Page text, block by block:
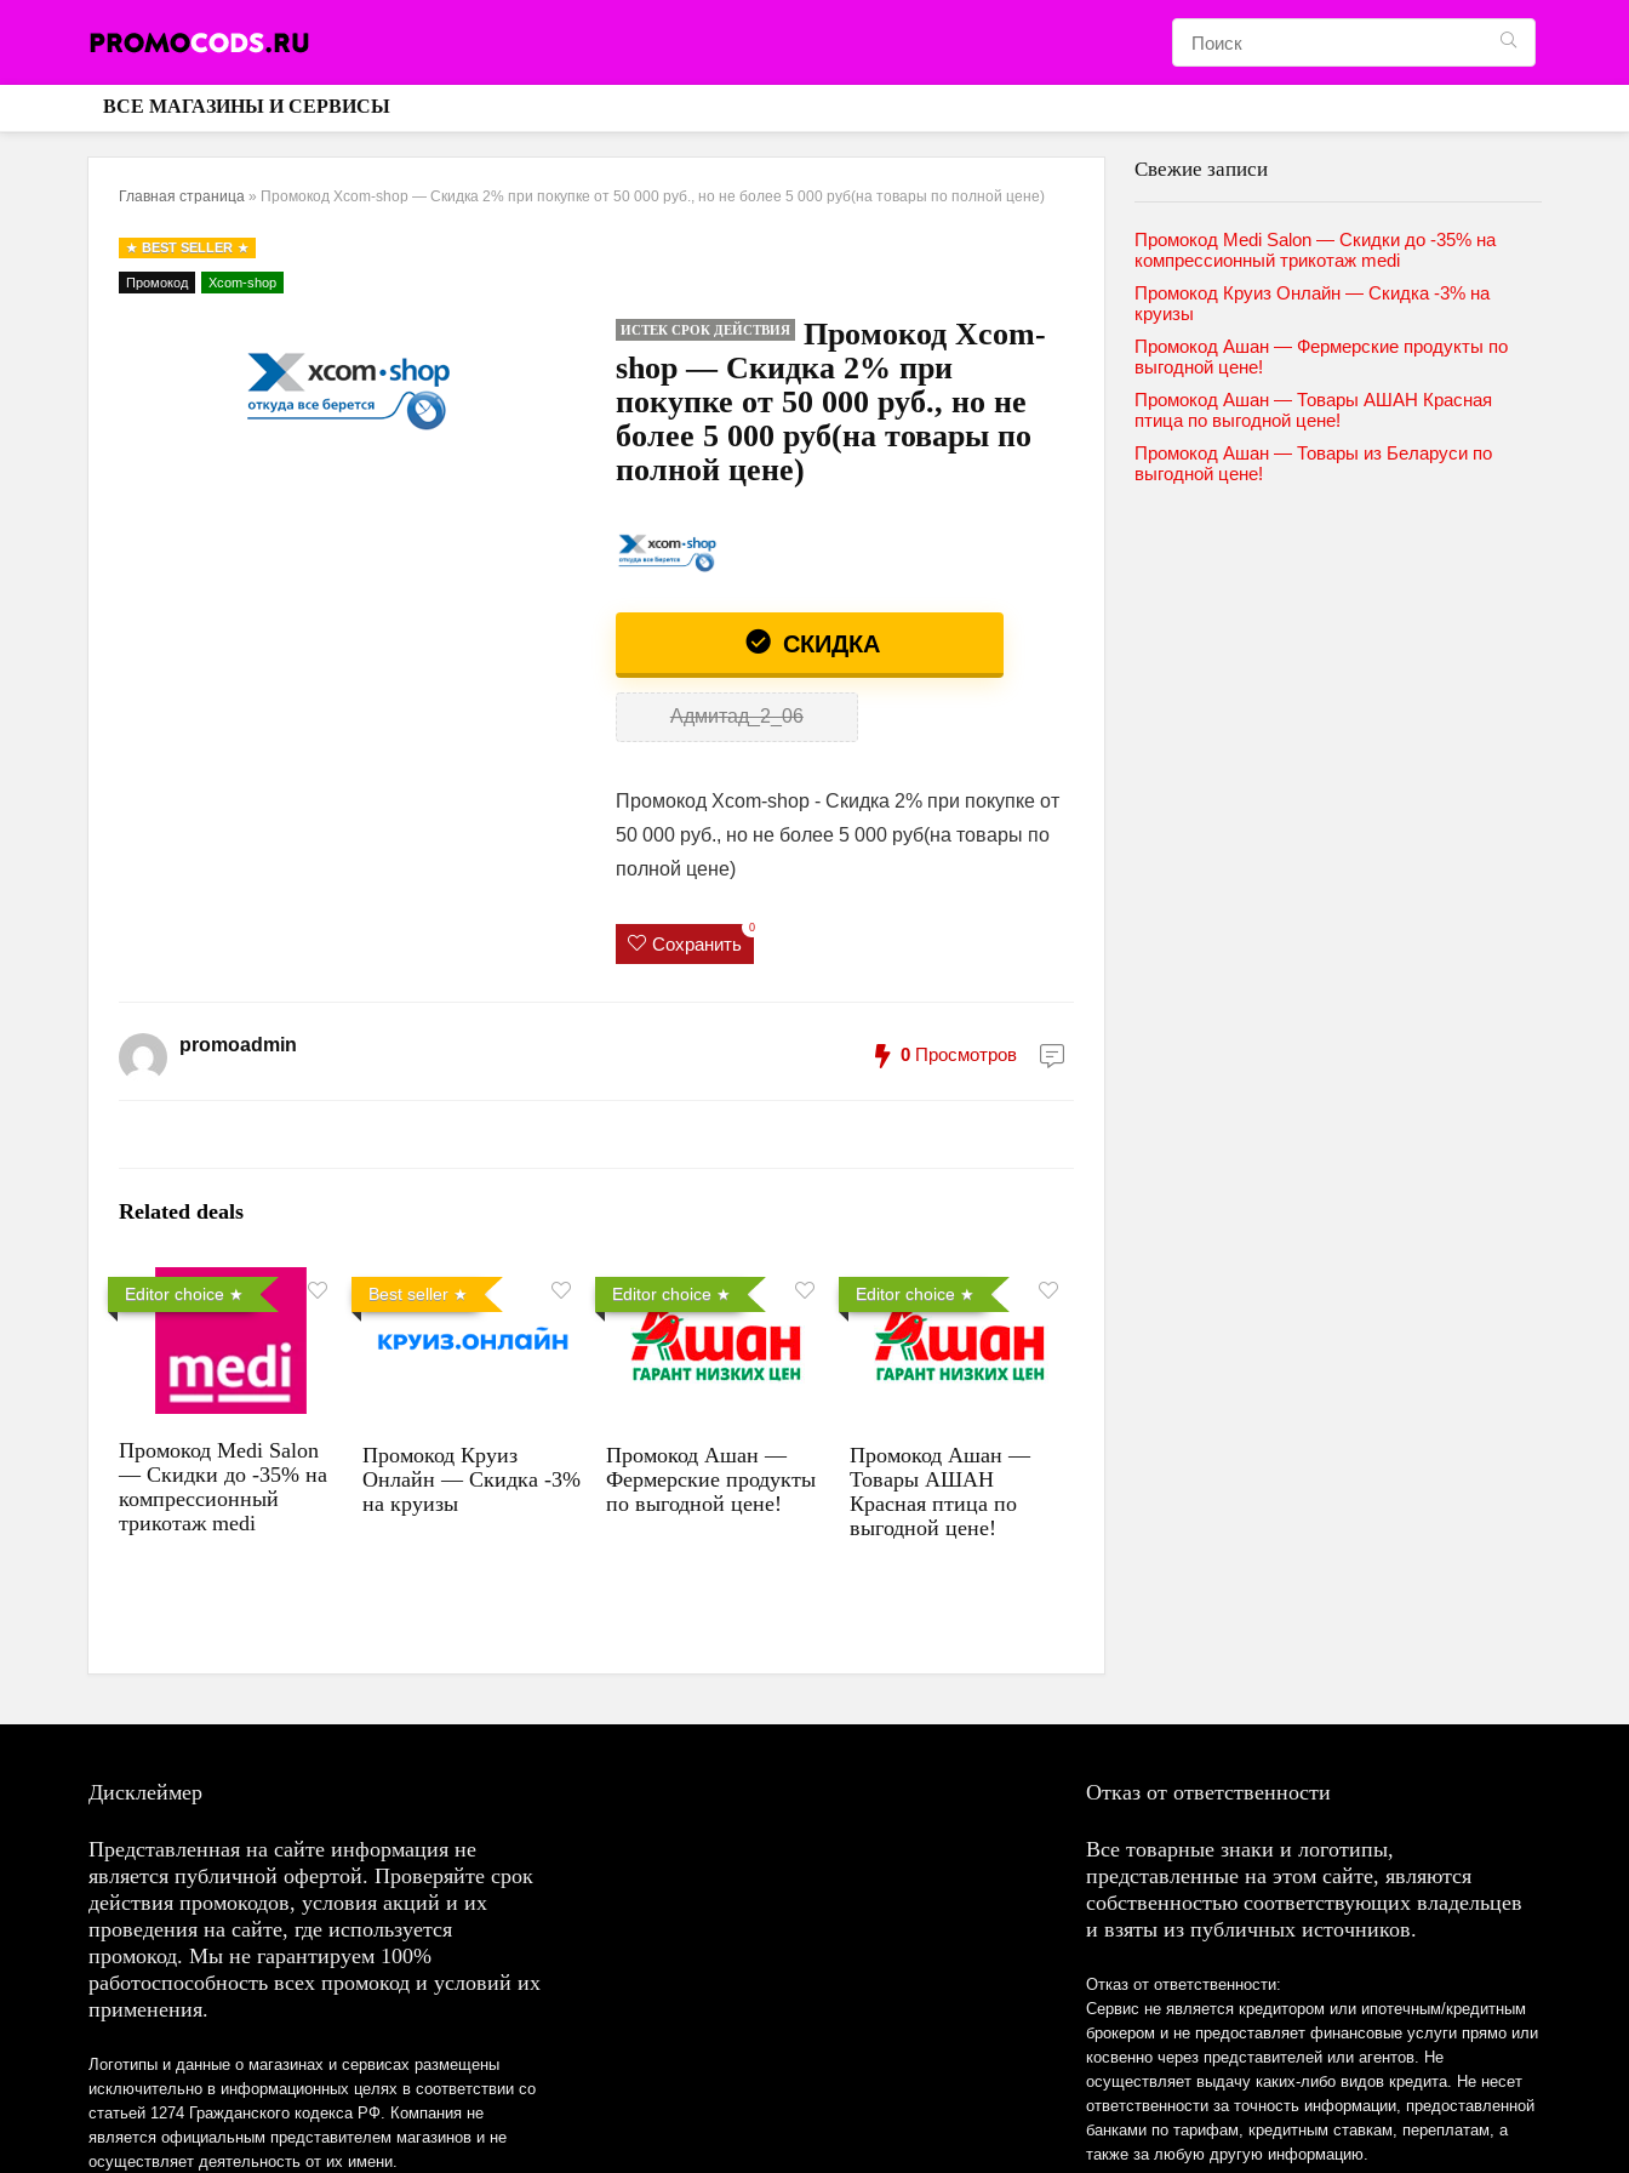
ВСЕ МАГАЗИНЫ И СЕРВИСЫ
Главная страница » Промокод Xcom-shop — Скидка 2% при покупке от 50 000 руб., но не более 5 000 руб(на товары по полной цене)
BEST SELLER
Промокод Xcom-shop
ИСТЕК СРОК ДЕЙСТВИЯ
Промокод Xcom-
shop — Скидка 2% при
покупке от 50 000 руб., но не
более 5 000 руб(на товары по
полной цене)
СКИДКА
Адмитад_2_06
Промокод Xcom-shop - Скидка 2% при покупке от
50 000 руб., но не более 5 000 руб(на товары по
полной цене)
Сохранить
0
promoadmin 0 Просмотров
Related deals
Editor choice
Промокод Medi Salon
— Скидки до -35% на
компрессионный
трикотаж medi
Best seller
Промокод Круиз
Онлайн — Скидка -3%
на круизы
Editor choice
Промокод Ашан —
Фермерские продукты
по выгодной цене!
Editor choice
Промокод Ашан —
Товары АШАН
Красная птица по
выгодной цене!
Свежие записи
Промокод Medi Salon — Скидки до -35% на
компрессионный трикотаж medi
Промокод Круиз Онлайн — Скидка -3% на
круизы
Промокод Ашан — Фермерские продукты по
выгодной цене!
Промокод Ашан — Товары АШАН Красная
птица по выгодной цене!
Промокод Ашан — Товары из Беларуси по
выгодной цене!
Дисклеймер
Представленная на сайте информация не
является публичной офертой. Проверяйте срок
действия промокодов, условия акций и их
проведения на сайте, где используется
промокод. Мы не гарантируем 100%
работоспособность всех промокод и условий их
применения.
Логотипы и данные о магазинах и сервисах размещены
исключительно в информационных целях в соответствии со
статьей 1274 Гражданского кодекса РФ. Компания не
является официальным представителем магазинов и не
осуществляет деятельность от их имени.
Отказ от ответственности
Все товарные знаки и логотипы,
представленные на этом сайте, являются
собственностью соответствующих владельцев
и взяты из публичных источников.
Отказ от ответственности:
Сервис не является кредитором или ипотечным/кредитным
брокером и не предоставляет финансовые услуги прямо или
косвенно через представителей или агентов. Не
осуществляет выдачу каких-либо видов кредита. Не несет
ответственности за точность информации, предоставленной
банками по тарифам, кредитным ставкам, переплатам, а
также за любую другую информацию.